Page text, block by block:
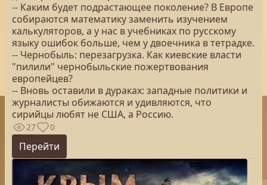
-- Каким будет подрастающее поколение? В Европе
собираются математику заменить изучением
калькуляторов, а у нас в учебниках по русскому
языку ошибок больше, чем у двоечника в тетрадке.
-- Чернобыль: перезагрузка. Как киевские власти
"пилили" чернобыльские пожертвования
европейцев?
-- Вновь оставили в дураках: западные политики и
журналисты обижаются и удивляются, что
сирийцы любят не США, а Россию.
27 0
Перейти